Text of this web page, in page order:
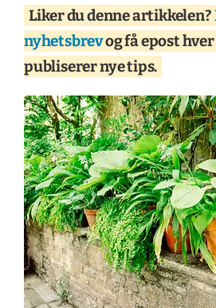
Liker du denne artikkelen?
nyhetsbrevog få epost
publiserer nye tips.